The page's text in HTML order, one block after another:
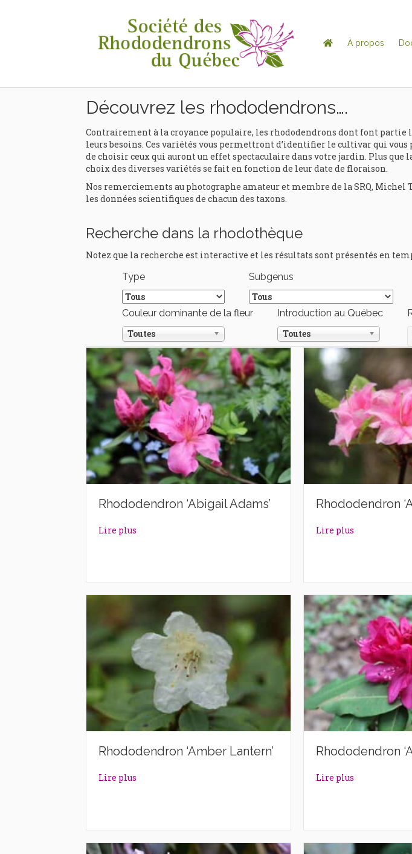
À propos
Rhodothèque
Découvrez les rhododendrons….
Contrairement à la croyance populaire, les rhododendrons dont font partie
leurs besoins. Ces variétés vous permettront d’identifier le cultivar qui
de choisir ceux qui auront un effet spectaculaire dans votre jardin. Plus
choix des diverses variétés se fait en fonction de leur date de floraison.
Nos remerciements au photographe amateur et membre de la SRQ,
les données scientifiques de chacun des taxons.
Recherche dans la rhodothèque
Notez que la recherche est interactive et les résultats sont présentés en
Type
Subgenus
Couleur dominante de la fleur
Toutes
Introduction au Québec
Toutes
Rhododendron ‘Abigail Adams’
Lire plus
Rhododendron
Lire plus
Rhododendron ‘Amber Lantern’
Lire plus
Rhododendron
Lire plus